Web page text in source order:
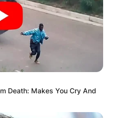
Death: Makes You Cry And